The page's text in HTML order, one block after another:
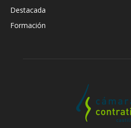
Destacada
Formación